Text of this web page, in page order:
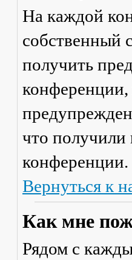
На каждой
собственный
получить
что получили
конференции.
Вернуться к
Как мне
Рядом с